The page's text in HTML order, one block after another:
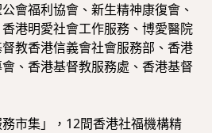
會福利協會、新生精神康復會、
港明愛社會工作服務、博愛醫院
教香港信義會社會服務部、香港
、香港基督教服務處、香港基督
市集」，12間香港社福機構精